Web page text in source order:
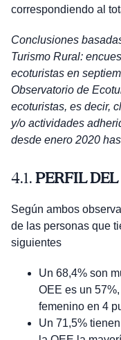
correspondiendo al
Conclusiones
Turismo Rural:
ecoturistas en
Observatorio de
ecoturistas, es decir,
y/o actividades
desde enero 2020
4.1.PERFIL
Según ambos
de las personas que
siguientes
Un 68,4% son
OEE es un
femenino en 4
Un 71,5%